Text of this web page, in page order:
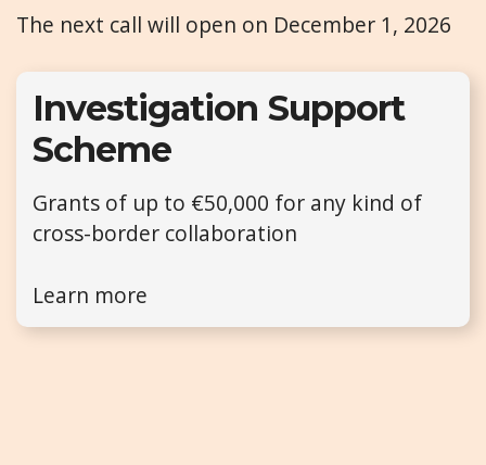
The next call will open on December 1, 2026
Investigation Support
Scheme
Grants of up to €50,000 for any kind of
cross-border collaboration
Learn more